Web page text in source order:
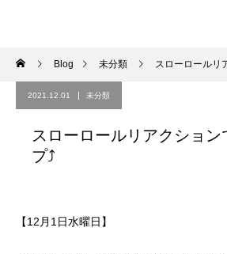
Blog 未分類 スローロールリ
2021.12.01 未分類
スローロールリアクション
プ⤴︎
【12月1日水曜日】